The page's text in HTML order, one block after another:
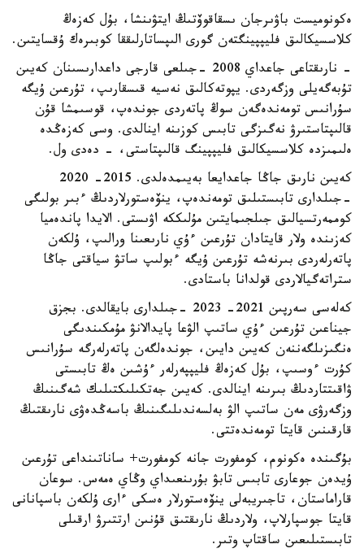
ەكونوميست باۋىرجان ىسقاقوۆتىڭ ايتۋىنشا، بۇل كەزەڭ
كلاسسيكالىق فليپپينگتەن گورى الىپساتارلىققا كوبىرەك ۇقسايتىن.
- نارىقتاعى جاعداي 2008 -جىلعى قارجى داعدارىسىنان كەيىن
تۇبەگەيلى وزگەردى. يپوتەكالىق نەسيە قىسقارىپ، تۇرعىن ۇيگە
سۇرانىس تومەندەگەن سوڭ پاتەردى جوندەپ، قوسىمشا قۇن
قالىپتاستىرۋ نەگىزگى تابىس كوزىنە اينالدى. وسى كەزەڭدە
ەلىمىزدە كلاسسيكالىق فليپپينگ قالىپتاستى، - دەدى ول.
كەيىن نارىق جاڭا جاعدايعا بەيىمدەلدى. 2015- 2020
-جىلدارى تابىستىلىق تومەندەپ، ينۆەستورلاردىڭ ءبىر بولىگى
كوممەرتسيالىق جىلجىمايتىن مۇلىككە اۋىستى. الايدا پاندەميا
كەزىندە ولار قايتادان تۇرعىن ءۇي نارىعىنا ورالىپ، ۇلكەن
پاتەرلەردى بىرنەشە تۇرعىن ۇيگە ءبولىپ ساتۋ سياقتى جاڭا
ستراتەگيالاردى قولدانا باستادى.
كەلەسى سەرپىن 2021- 2023 -جىلدارى بايقالدى. بجزق
جيناعىن تۇرعىن ءۇي ساتىپ الۋعا پايدالانۋ مۇمكىندىگى
ەنگىزىلگەننەن كەيىن دايىن، جوندەلگەن پاتەرلەرگە سۇرانىس
كۇرت ءوسىپ، بۇل كەزەڭ فليپپەرلەر ءۇشىن ەڭ تابىستى
ۋاقىتتاردىڭ بىرىنە اينالدى. كەيىن جەتكىلىكتىلىك شەگىنىڭ
وزگەرۋى مەن ساتىپ الۋ بەلسەندىلىگىنىڭ باسەڭدەۋى نارىقتىڭ
قارقىنىن قايتا تومەندەتتى.
بۇگىندە ەكونوم، كومفورت جانە كومفورت+ ساناتىنداعى تۇرعىن
ۇيدەن جوعارى تابىس تابۋ بۇرىنعىداي وڭاي ەمەس. سوعان
قاراماستان، تاجىريبەلى ينۆەستورلار ەسكى ءارى ۇلكەن باسپانانى
قايتا جوسپارلاپ، ولاردىڭ نارىقتىق قۇنىن ارتتىرۋ ارقىلى
تابىستىلىعىن ساقتاپ وتىر.